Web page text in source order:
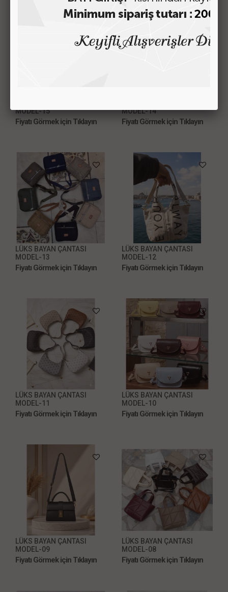
MODEL-15
Fiyatı Görmek için Tıklayın
MODEL-14
Fiyatı Görmek için Tıklayın
LÜKS BAYAN ÇANTASI
MODEL-13
Fiyatı Görmek için Tıklayın
LÜKS BAYAN ÇANTASI
MODEL-12
Fiyatı Görmek için Tıklayın
LÜKS BAYAN ÇANTASI
MODEL-11
Fiyatı Görmek için Tıklayın
LÜKS BAYAN ÇANTASI
MODEL-10
Fiyatı Görmek için Tıklayın
LÜKS BAYAN ÇANTASI
MODEL-09
Fiyatı Görmek için Tıklayın
LÜKS BAYAN ÇANTASI
MODEL-08
Fiyatı Görmek için Tıklayın